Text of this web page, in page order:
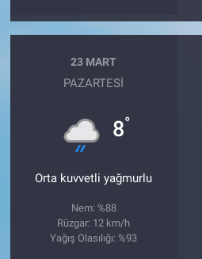
23 MART
PAZARTESI
8°
Orta kuvvetli yağmurlu
Nem: %88
Rüzgar: 12 km/h
Yağış Olasılığı: %93